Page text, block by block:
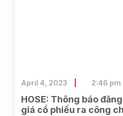
HOSE: Thông báo
giá cổ phiếu ra công
April 4, 2023 2:46 pm